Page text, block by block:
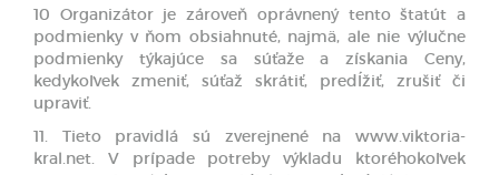
10 Organizátor je zároveň oprávnený tento štatút a
podmienky v ňom obsiahnuté, najmä, ale nie výlučne
podmienky týkajúce sa súťaže a získania Ceny,
kedykoľvek zmeniť, súťaž skrátiť, predĺžiť, zrušiť či
upraviť.
11. Tieto pravidlá sú zverejnené na www.viktoria-
kral.net. V prípade potreby výkladu ktoréhokoľvek